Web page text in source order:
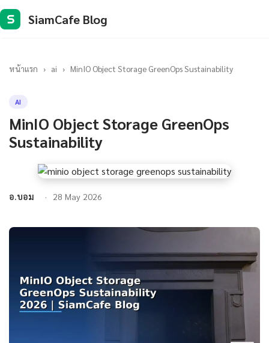
S SiamCafe Blog
หน้าแรก › ai › MinIO Object Storage GreenOps Sustainability
AI
MinIO Object Storage GreenOps
Sustainability
อ.บอม 28 May 2026